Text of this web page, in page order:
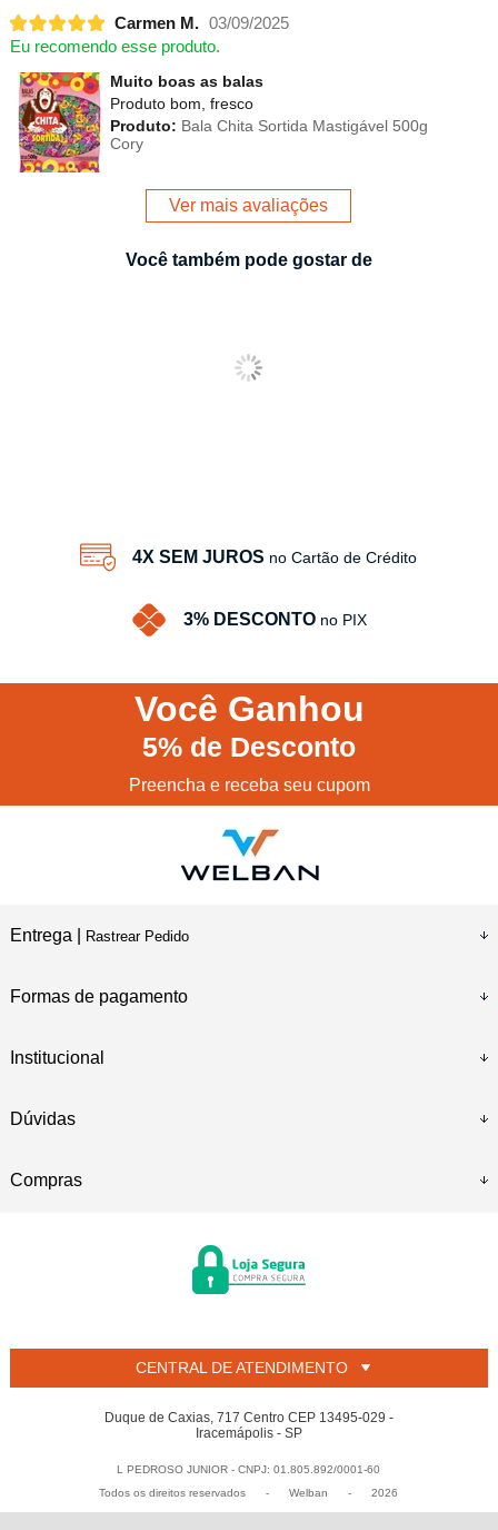
Carmen M. 03/09/2025
Eu recomendo esse produto.
Muito boas as balas
Produto bom, fresco
Produto: Bala Chita Sortida Mastigável 500g
Cory
Ver mais avaliações
Você também pode gostar de
4X SEM JUROS no Cartão de Crédito
3% DESCONTO no PIX
Você Ganhou
5% de Desconto
Preencha e receba seu cupom
Entrega | Rastrear Pedido
Formas de pagamento
Institucional
Dúvidas
Compras
CENTRAL DE ATENDIMENTO
Duque de Caxias, 717 Centro CEP 13495-029 -
Iracemápolis - SP
L PEDROSO JUNIOR - CNPJ: 01.805.892/0001-60
Todos os direitos reservados
- Welban - 2026